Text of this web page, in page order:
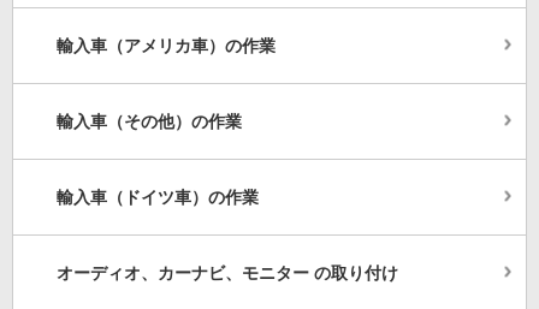
輸入車（アメリカ車）の作業
輸入車（その他）の作業
輸入車（ドイツ車）の作業
オーディオ、カーナビ、モニター の取り付け